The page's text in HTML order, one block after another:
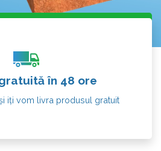
în 48 ore
iți vom livra produsul gratuit